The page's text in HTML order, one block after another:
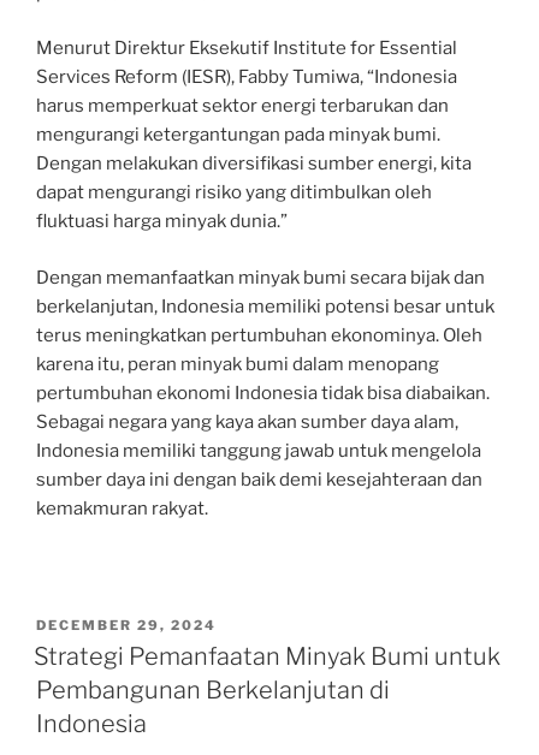
Menurut Direktur Eksekutif Institute for Essential
Services Reform (IESR), Fabby Tumiwa, “Indonesia
harus memperkuat sektor energi terbarukan dan
mengurangi ketergantungan pada minyak bumi.
Dengan melakukan diversifikasi sumber energi, kita
dapat mengurangi risiko yang ditimbulkan oleh
fluktuasi harga minyak dunia.”
Dengan memanfaatkan minyak bumi secara bijak dan
berkelanjutan, Indonesia memiliki potensi besar untuk
terus meningkatkan pertumbuhan ekonominya. Oleh
karena itu, peran minyak bumi dalam menopang
pertumbuhan ekonomi Indonesia tidak bisa diabaikan.
Sebagai negara yang kaya akan sumber daya alam,
Indonesia memiliki tanggung jawab untuk mengelola
sumber daya ini dengan baik demi kesejahteraan dan
kemakmuran rakyat.
POSTED
ON
DECEMBER 29, 2024
Strategi Pemanfaatan Minyak Bumi untuk
Pembangunan Berkelanjutan di
Indonesia